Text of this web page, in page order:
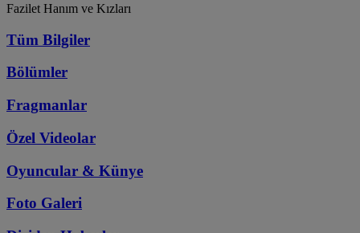
Fazilet Hanım ve Kızları
Tüm Bilgiler
Bölümler
Fragmanlar
Özel Videolar
Oyuncular & Künye
Foto Galeri